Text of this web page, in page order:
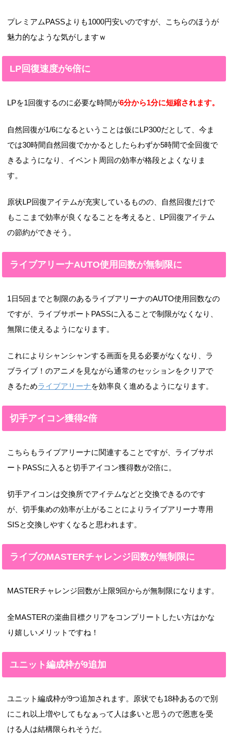
プレミアムPASSよりも1000円安いのですが、こちらのほうが
魅力的なような気がしますｗ
LP回復速度が6倍に
LPを1回復するのに必要な時間が6分から1分に短縮されます。
自然回復が1/6になるということは仮にLP300だとして、今ま
では30時間自然回復でかかるとしたらわずか5時間で全回復で
きるようになり、イベント周回の効率が格段とよくなりま
す。
原状LP回復アイテムが充実しているものの、自然回復だけで
もここまで効率が良くなることを考えると、LP回復アイテム
の節約ができそう。
ライブアリーナAUTO使用回数が無制限に
1日5回までと制限のあるライブアリーナのAUTO使用回数なの
ですが、ライブサポートPASSに入ることで制限がなくなり、
無限に使えるようになります。
これによりシャンシャンする画面を見る必要がなくなり、ラ
ブライブ！のアニメを見ながら通常のセッションをクリアで
きるためライブアリーナを効率良く進めるようになります。
切手アイコン獲得2倍
こちらもライブアリーナに関連することですが、ライブサポ
ートPASSに入ると切手アイコン獲得数が2倍に。
切手アイコンは交換所でアイテムなどと交換できるのです
が、切手集めの効率が上がることによりライブアリーナ専用
SISと交換しやすくなると思われます。
ライブのMASTERチャレンジ回数が無制限に
MASTERチャレンジ回数が上限9回からが無制限になります。
全MASTERの楽曲目標クリアをコンプリートしたい方はかな
り嬉しいメリットですね！
ユニット編成枠が9追加
ユニット編成枠が9つ追加されます。原状でも18枠あるので別
にこれ以上増やしてもなぁって人は多いと思うので恩恵を受
ける人は結構限られそうだ。